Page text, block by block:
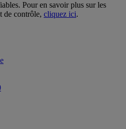
Pour en savoir plus sur les
de contrôle, cliquez ici.